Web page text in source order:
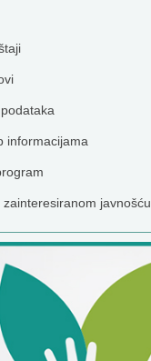
informacijama
javnošću